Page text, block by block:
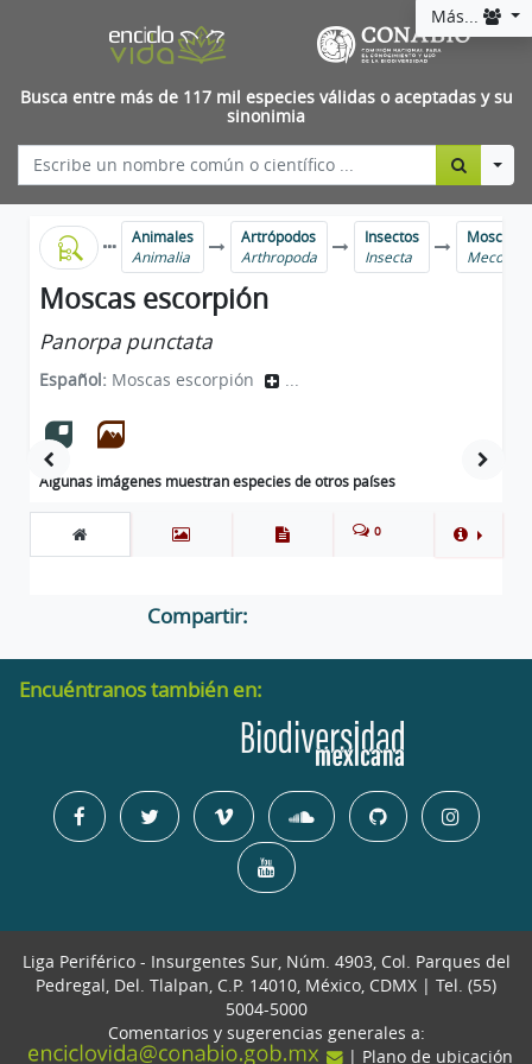
Más...
Busca entre más de 117 mil especies válidas o aceptadas y su
sinonimia
Animales
Animalia
Artrópodos
Arthropoda
Insectos
Insecta
Moscas
Moscas escorpión
Panorpa punctata
Español: Moscas escorpión ...
Algunas imágenes muestran especies de otros países
0
Compartir:
Encuéntranos también en:
Liga Periférico - Insurgentes Sur, Núm. 4903, Col. Parques del
Pedregal, Del. Tlalpan, C.P. 14010, México, CDMX | Tel. (55)
5004-5000
Comentarios y sugerencias generales a:
| Plano de ubicación